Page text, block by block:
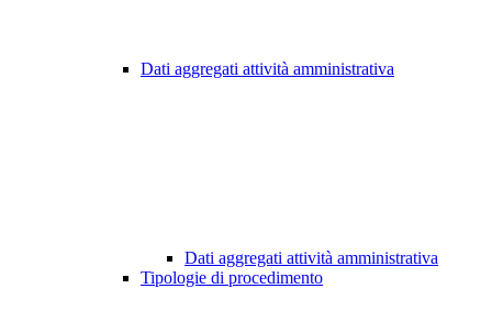
Dati aggregati attività amministrativa
Dati aggregati attività amministrativa
Tipologie di procedimento